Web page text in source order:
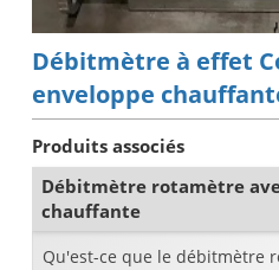
Débitmètre à effet
enveloppe
Produits associés
Débitmètre rotamètre
chauffante
Qu'est-ce que le débitmètre